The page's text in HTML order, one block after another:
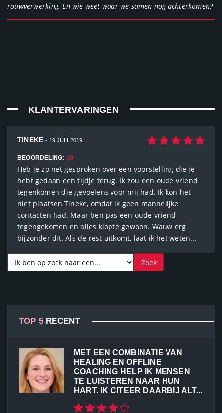
rouwverwerking. En wie weet waar we samen nog achterkomen?
KLANTERVARINGEN
TINEKE- 19 JULI 2019
BEOORDELING: 10
Heb je zo net gesproken over een voorstelling die je
hebt gedaan een tijdje terug. Ik zou een oude vriend
tegenkomen die gevoelens voor mij had. Ik kon het
niet plaatsen Tineke, omdat ik geen mannelijke
contacten had. Maar ben pas een oude vriend
tegengekomen en alles klopte gewoon. Wauw erg
bijzonder dit. Als de rest uitkomt, laat ik het weten...
TOP 5 RECENT
MET EEN COMBINATIE VAN
HEALING EN OFFLINE
COACHING HELP IK MENSEN
TE LUISTEREN NAAR HUN
HART. IK CITEER DAARBIJ ALT...